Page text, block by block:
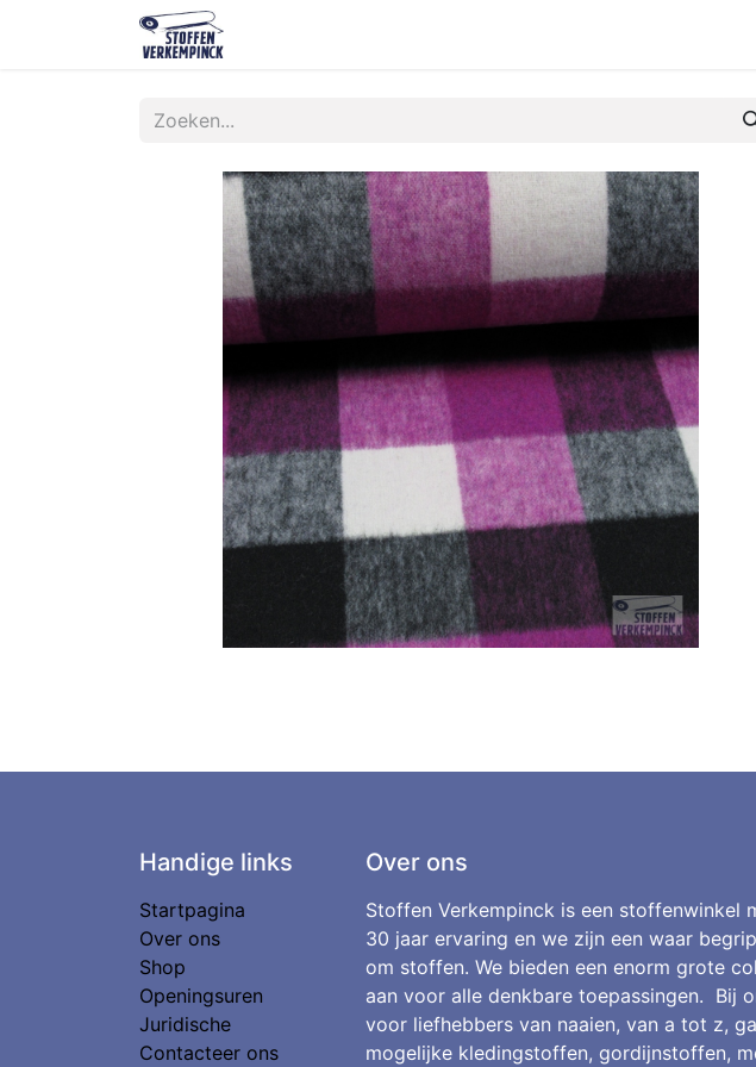
Handige links
Startpagina
Over ons
Shop
Openingsuren
Juridische
Contacteer ons
Over ons
Stoffen Verkempinck is een stoffenwinkel
30 jaar ervaring en we zijn een waar
om stoffen. We bieden een enorm grote
aan voor alle denkbare toepassingen. Bij
voor liefhebbers van naaien, van a tot z,
mogelijke kledingstoffen, gordijnstoffen,